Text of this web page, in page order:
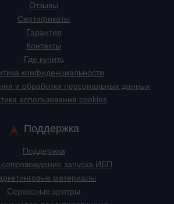
Отзывы
Сертификаты
Гарантия
Контакты
Где купить
конфиденциальности
и обработки персональных данных
использования cookies
Поддержка
Поддержка
запуска ИБП
материалы
Сервисные центры